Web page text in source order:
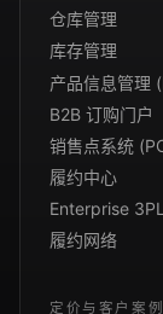
仓库管理
库存管理
产品信息管理
B2B 订购门户
销售点系统
履约中心
Enterprise 3PL
履约网络
定价与客户案例